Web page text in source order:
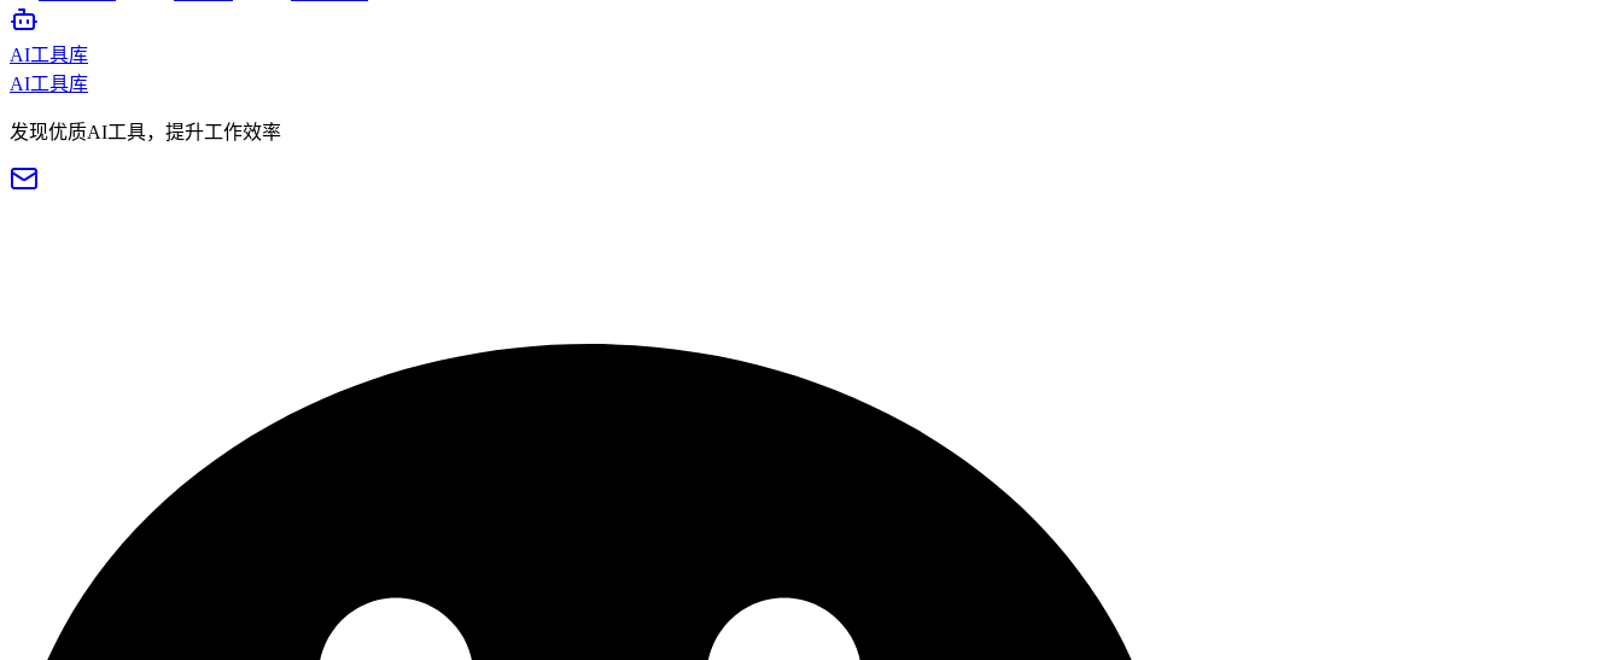
AI工具库
AI工具库
发现优质AI工具，提升工作效率